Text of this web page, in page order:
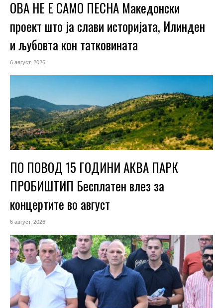
ОВА НЕ Е САМО ПЕСНА Македонски
проект што ја слави историјата, Илинден
и љубовта кон татковината
6 август, 2026
ПО ПОВОД 15 ГОДИНИ АКВА ПАРК
ПРОБИШТИП Бесплатен влез за
концертите во август
6 август, 2026